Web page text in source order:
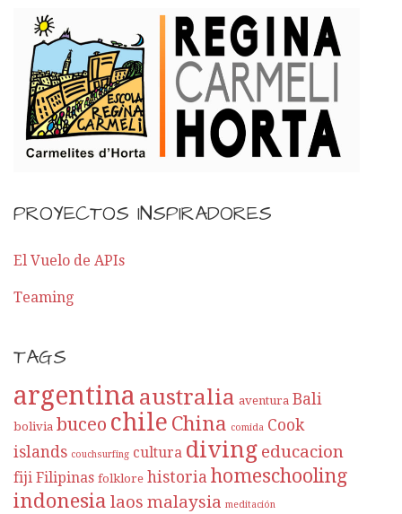
o
r
n
t
r
d
a
PROYECTOS INSPIRADORES
El Vuelo de APIs
Teaming
TAGS
argentina australia aventura Bali
bolivia buceo chile China comida Cook
islands couchsurfing cultura diving educacion
fiji Filipinas folklore historia homeschooling
indonesia laos malaysia meditación